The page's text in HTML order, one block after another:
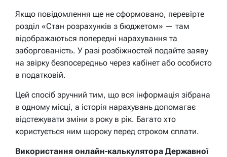
Якщо повідомлення ще не сформовано, перевірте
розділ «Стан розрахунків з бюджетом» — там
відображаються попередні нарахування та
заборгованість. У разі розбіжностей подайте заяву
на звірку безпосередньо через кабінет або особисто
в податковій.
Цей спосіб зручний тим, що вся інформація зібрана
в одному місці, а історія нарахувань допомагає
відстежувати зміни з року в рік. Багато хто
користується ним щороку перед строком сплати.
Використання онлайн-калькулятора Державної